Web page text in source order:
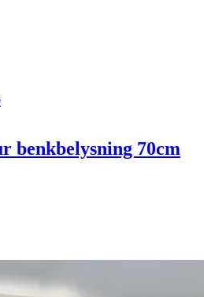
benkbelysning 70cm